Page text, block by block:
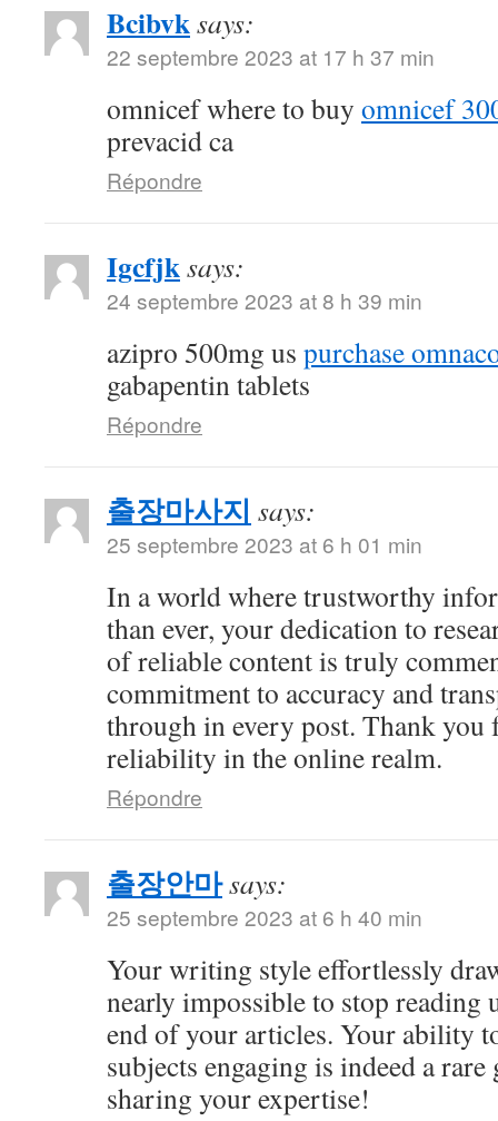
Bcibvksays:
22 septembre 2023 at 17 h 37 min
omnicef where to buy omnicef
prevacid ca
Répondre
Igcfjksays:
24 septembre 2023 at 8 h 39 min
azipro 500mg us purchase
gabapentin tablets
Répondre
출장마사지 says:
25 septembre 2023 at 6 h 01 min
In a world where trustworthy
than ever, your dedication to
of reliable content is truly
commitment to accuracy and
through in every post. Thank you
reliability in the online realm.
Répondre
출장안마says:
25 septembre 2023 at 6 h 40 min
Your writing style effortlessly
nearly impossible to stop reading
end of your articles. Your ability
subjects engaging is indeed a
sharing your expertise!